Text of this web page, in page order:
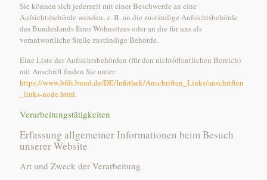
Sie können sich jederzeit mit einer Beschwerde an eine
Aufsichtsbehörde wenden, z. B. an die zuständige Aufsichtsbehörde
des Bundeslands Ihres Wohnsitzes oder an die für uns als
verantwortliche Stelle zuständige Behörde.
Eine Liste der Aufsichtsbehörden (für den nichtöffentlichen Bereich)
mit Anschrift finden Sie unter:
https://www.bfdi.bund.de/DE/Infothek/Anschriften_Links/anschriften
_links-node.html.
Verarbeitungstätigkeiten
Erfassung allgemeiner Informationen beim Besuch
unserer Website
Art und Zweck der Verarbeitung